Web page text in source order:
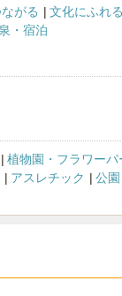
がる
文化にふれる
・宿泊
植物園・フラワーパ
アスレチック
公